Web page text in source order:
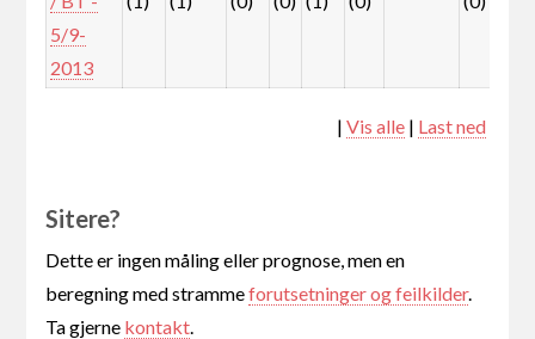
5/9-
2013
|Vis alle | Last ned
Sitere?
Dette er ingen måling eller prognose, men en
beregning med strammeforutsetninger og feilkilder.
Ta gjerne kontakt